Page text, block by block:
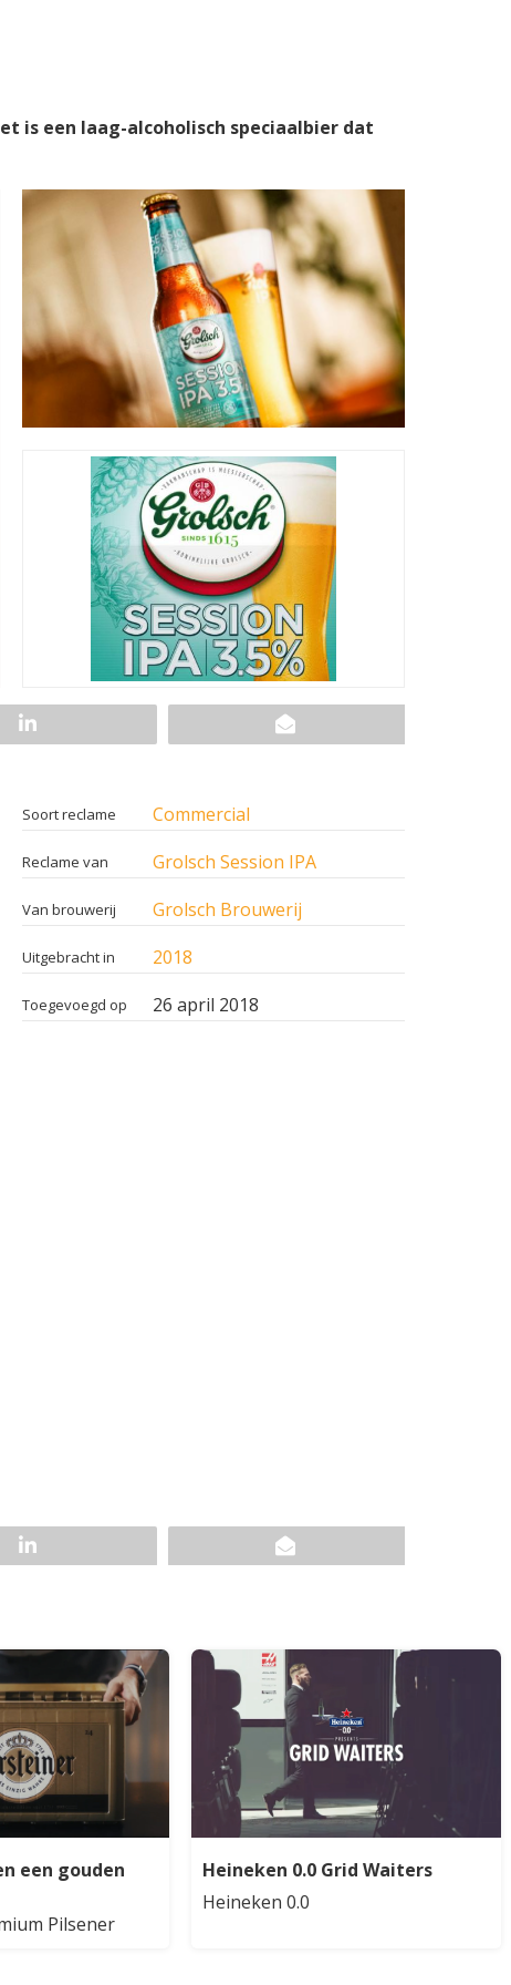
is een laag-alcoholisch speciaalbier dat
Soort reclame Commercial
Reclame van Grolsch Session IPA
Van brouwerij Grolsch Brouwerij
Uitgebracht in 2018
Toegevoegd op 26 april 2018
een gouden
Pilsener
Heineken 0.0 Grid Waiters
Heineken 0.0